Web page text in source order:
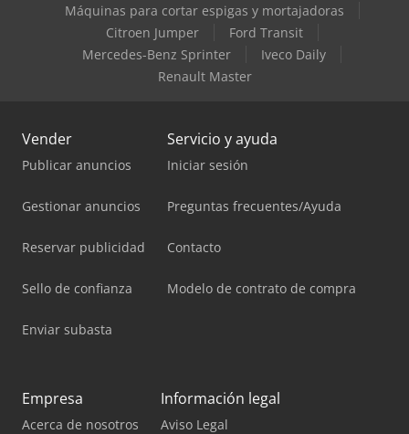
Máquinas para cortar espigas y mortajadoras
Citroen Jumper
Ford Transit
Mercedes-Benz Sprinter
Iveco Daily
Renault Master
Vender
Publicar anuncios
Gestionar anuncios
Reservar publicidad
Sello de confianza
Enviar subasta
Servicio y ayuda
Iniciar sesión
Preguntas frecuentes/Ayuda
Contacto
Modelo de contrato de compra
Empresa
Acerca de nosotros
Información legal
Aviso Legal